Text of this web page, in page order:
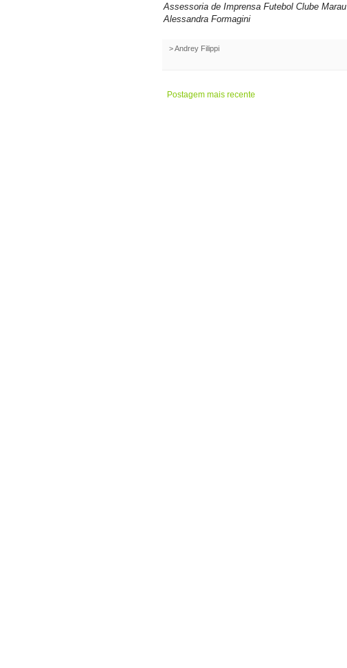
Assessoria de Imprensa Futebol Clube Marau
Alessandra Formagini
>Andrey Filippi
Postagem mais recente